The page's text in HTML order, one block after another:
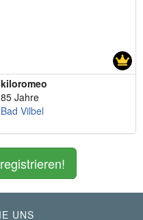
kiloromeo
85 Jahre
Bad Vilbel
UNS